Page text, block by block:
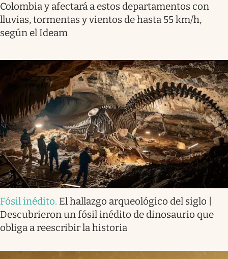
Colombia y afectará a estos departamentos con
lluvias, tormentas y vientos de hasta 55 km/h,
según el Ideam
Fósil inédito. El hallazgo arqueológico del siglo |
Descubrieron un fósil inédito de dinosaurio que
obliga a reescribir la historia